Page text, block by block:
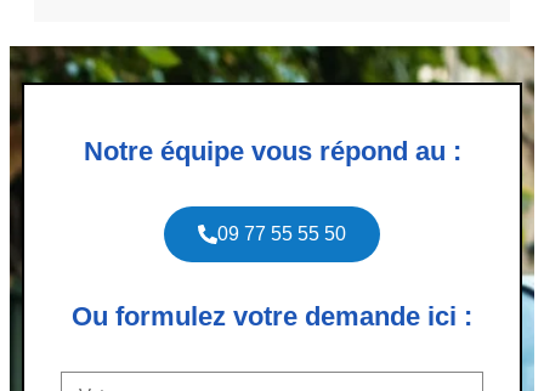
Notre équipe vous répond au :
09 77 55 55 50
Ou formulez votre demande ici :